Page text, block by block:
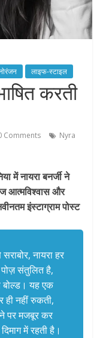
लाइफ-स्टाइल
करती
Comments
Nyra
में नायरा बनर्जी ने
आत्मविश्वास और
इंस्टाग्राम पोस्ट
नायरा हर
संतुलित है,
बोल्ड। यह एक
ही नहीं रुकती,
पर मजबूर कर
में रहती है।